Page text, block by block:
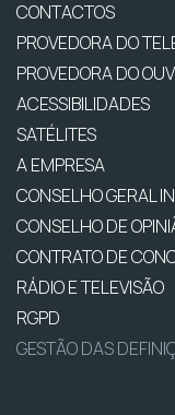
CONTACTOS
PROVEDORA DO
PROVEDORA DO
ACESSIBILIDADES
SATÉLITES
A EMPRESA
CONSELHO GERAL
CONSELHO DE
CONTRATO DE
RÁDIO E TELEVISÃO
RGPD
GESTÃO DAS